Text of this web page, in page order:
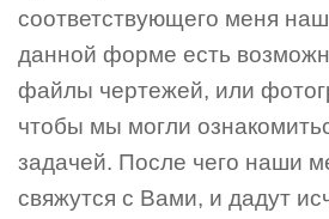
соответствующего меня
данной форме есть
файлы чертежей, или
чтобы мы могли
задачей. После чего наши
свяжутся с Вами, и дадут